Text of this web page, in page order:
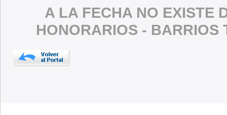
A LA FECHA NO EXISTE
HONORARIOS - BARRIOS